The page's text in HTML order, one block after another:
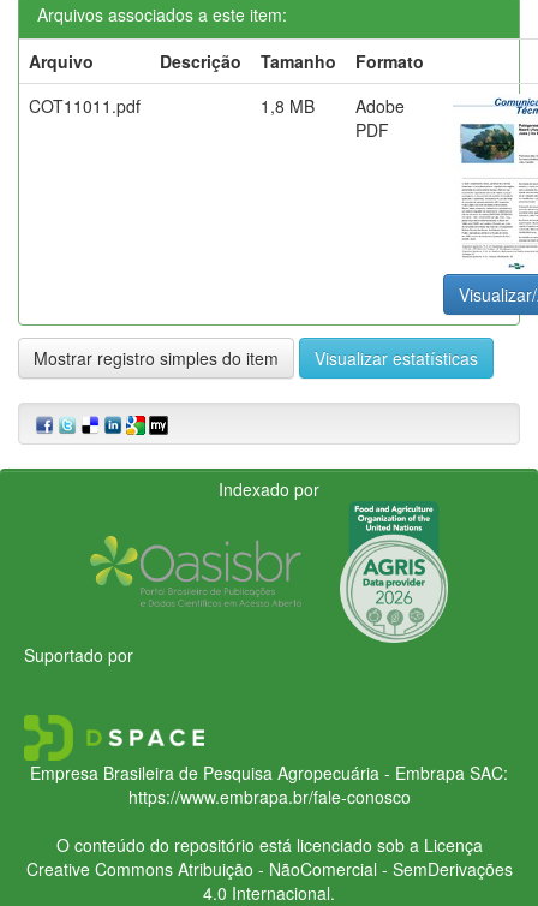
Arquivos associados a este item:
Arquivo
Descrição Tamanho
Formato
COT11011.pdf
1,8 MB
Adobe
PDF
Mostrar registro simples do item Visualizar estatísticas
Indexado por
Suportado por
Empresa Brasileira de Pesquisa Agropecuária - Embrapa SAC:
https://www.embrapa.br/fale-conosco
O conteúdo do repositório está licenciado sob a Licença
Creative CommonsAtribuição - NãoComercial - SemDerivações
4.0 Internacional.